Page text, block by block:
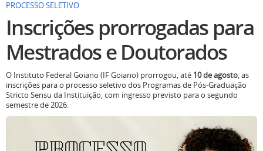
PROCESSO SELETIVO
Inscrições prorrogadas para
Mestrados e Doutorados
O Instituto Federal Goiano (IF Goiano) prorrogou, até 10 de agosto, as
inscrições para o processo seletivo dos Programas de Pós-Graduação
Stricto Sensu da Instituição, com ingresso previsto para o segundo
semestre de 2026.